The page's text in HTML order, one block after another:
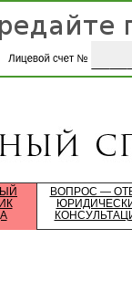
ВОПРОС —